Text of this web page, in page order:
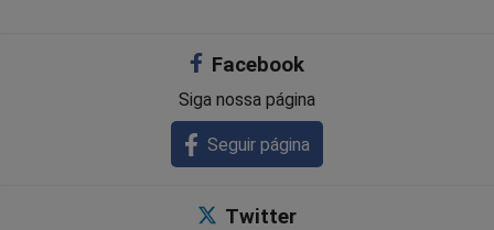
Facebook
Siga nossa página
Seguir página
Twitter